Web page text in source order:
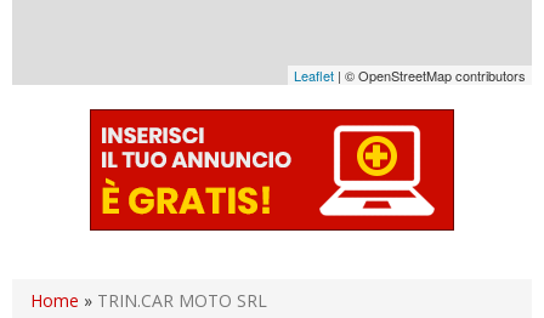
Leaflet | © OpenStreetMap contributors
Home » TRIN.CAR MOTO SRL